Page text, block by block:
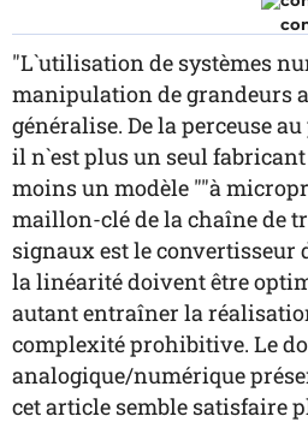
"L`utilisation de systèmes
manipulation de grandeurs
généralise. De la perceuse
il n`est plus un seul
moins un modèle ""à
maillon-clé de la chaîne de
signaux est le convertisseur
la linéarité doivent être
autant entraîner la
complexité prohibitive. Le
analogique/numérique
cet article semble satisfaire